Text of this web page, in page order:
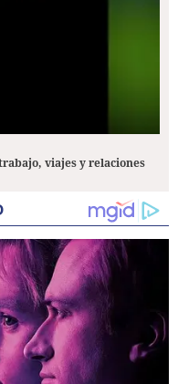
viajes y relaciones